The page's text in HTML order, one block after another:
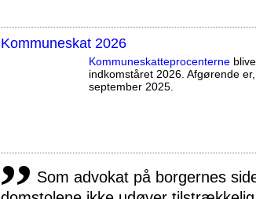
Kommuneskat 2026
Kommuneskatte­procenterne
indkomståret 2026. Afgørende
september 2025.
,, Som advokat på borgernes